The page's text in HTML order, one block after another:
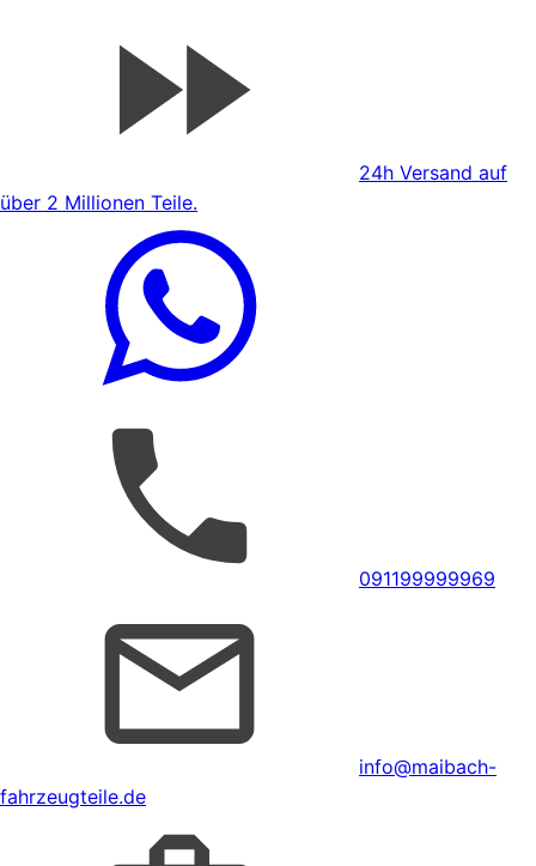
24h Versand auf
über 2 Millionen Teile.
091199999969
info@maibach-
fahrzeugteile.de